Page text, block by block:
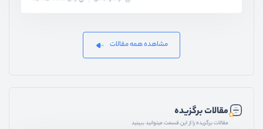
مشاهده همه مقالات
مقالات برگزیده
مقالات برگزیده را از این قسمت میتوانید ببینید